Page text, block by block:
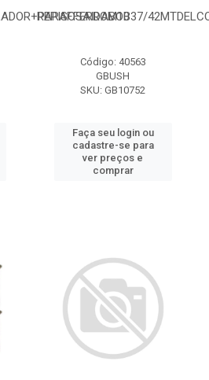
REPISOSAIDABOB37/
Código: 40563
GBUSH
SKU: GB10752
Faça seu login ou
cadastre-se para
ver preços e
comprar